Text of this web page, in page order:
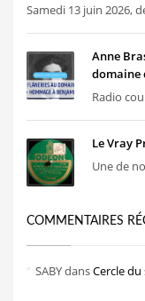
Samedi 13 juin 2026,
Anne
domaine
Radio
Le Vray
Une de
COMMENTAIRES
SABYdansCercle